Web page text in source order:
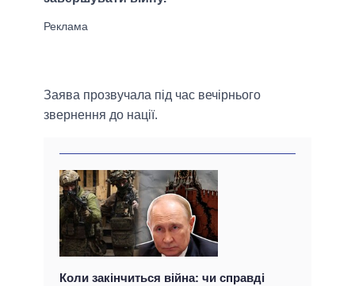
Заява прозвучала під час вечірнього
звернення до нації.
Коли закінчиться війна: чи справді